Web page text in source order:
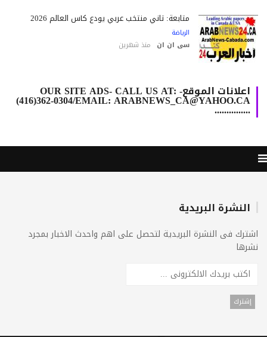
متابعة: ثاني منتخب عربي يودع كأس العالم 2026
الرياضة
سى ان ان منذ شهرين
اعلانات الموقع- OUR SITE ADS- CALL US AT:
(416)362-0304/EMAIL: ARABNEWS_CA@YAHOO.CA
...............
النشرة البريدية
فى النشرة البريدية لتحصل على اهم واحدث الاخبار بمجرد